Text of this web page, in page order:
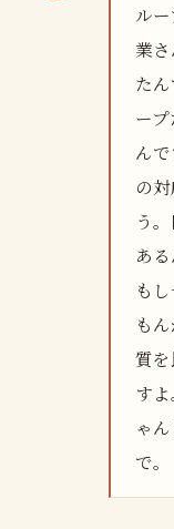
ル
業
た
ー
ん
の
う
あ
も
も
質
す
ゃ
で。